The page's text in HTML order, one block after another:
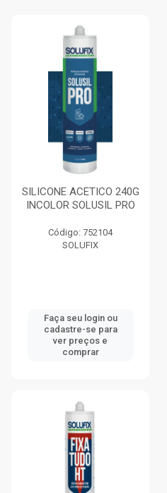
SILICONE ACETICO 240G
INCOLOR SOLUSIL PRO
Código: 752104
SOLUFIX
Faça seu login ou
cadastre-se para
ver preços e
comprar